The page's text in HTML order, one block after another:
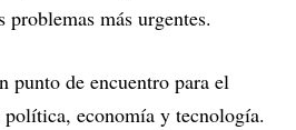
problemas más urgentes.
punto de encuentro para el
economía y tecnología.